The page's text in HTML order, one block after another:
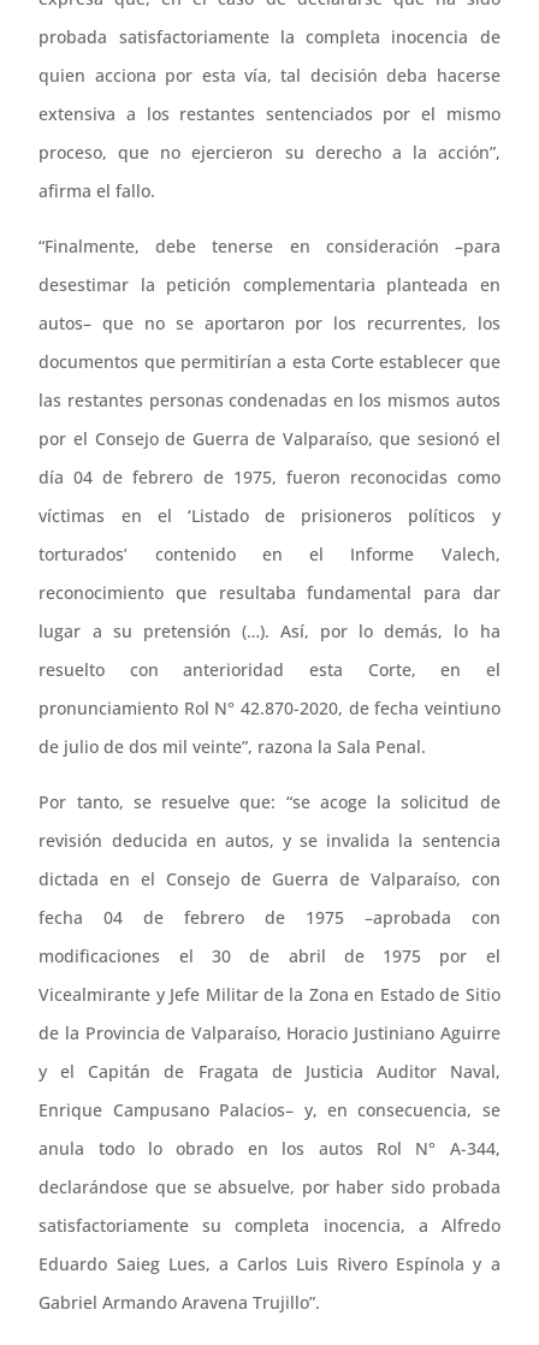
probada satisfactoriamente la completa inocencia de
quien acciona por esta vía, tal decisión deba hacerse
extensiva a los restantes sentenciados por el mismo
proceso, que no ejercieron su derecho a la acción”,
afirma el fallo.
“Finalmente, debe tenerse en consideración –para
desestimar la petición complementaria planteada en
autos– que no se aportaron por los recurrentes, los
documentos que permitirían a esta Corte establecer que
las restantes personas condenadas en los mismos autos
por el Consejo de Guerra de Valparaíso, que sesionó el
día 04 de febrero de 1975, fueron reconocidas como
víctimas en el ‘Listado de prisioneros políticos y
torturados’ contenido en el Informe Valech,
reconocimiento que resultaba fundamental para dar
lugar a su pretensión (…). Así, por lo demás, lo ha
resuelto con anterioridad esta Corte, en el
pronunciamiento Rol N° 42.870-2020, de fecha veintiuno
de julio de dos mil veinte”, razona la Sala Penal.
Por tanto, se resuelve que: “se acoge la solicitud de
revisión deducida en autos, y se invalida la sentencia
dictada en el Consejo de Guerra de Valparaíso, con
fecha 04 de febrero de 1975 –aprobada con
modificaciones el 30 de abril de 1975 por el
Vicealmirante y Jefe Militar de la Zona en Estado de Sitio
de la Provincia de Valparaíso, Horacio Justiniano Aguirre
y el Capitán de Fragata de Justicia Auditor Naval,
Enrique Campusano Palacios– y, en consecuencia, se
anula todo lo obrado en los autos Rol N° A-344,
declarándose que se absuelve, por haber sido probada
satisfactoriamente su completa inocencia, a Alfredo
Eduardo Saieg Lues, a Carlos Luis Rivero Espínola y a
Gabriel Armando Aravena Trujillo”.